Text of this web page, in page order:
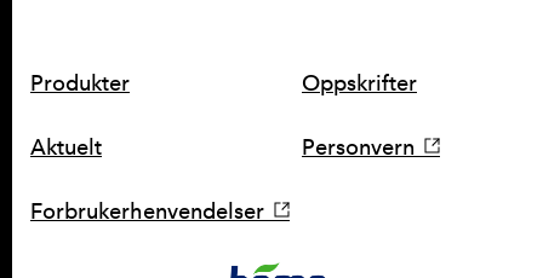
SNARVEIER
Produkter Oppskrifter
Aktuelt Personvern
Forbrukerhenvendelser